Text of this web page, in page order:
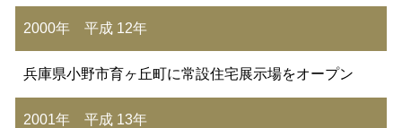
2000年 平成 12年
兵庫県小野市育ヶ丘町に常設住宅展示場をオープン
2001年 平成 13年